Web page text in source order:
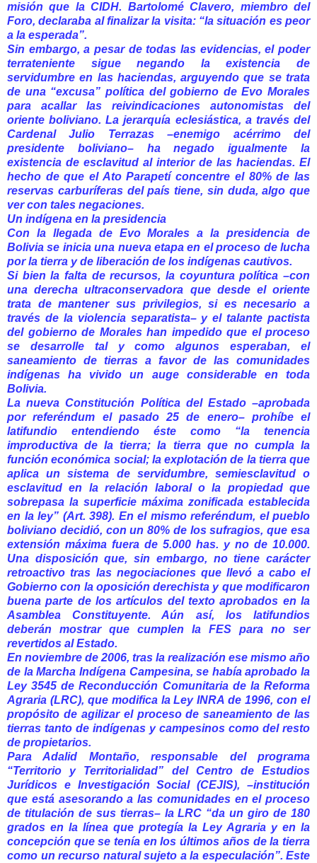
misión que la CIDH. Bartolomé Clavero, miembro del
Foro, declaraba al finalizar la visita: “la situación es peor
a la esperada”.
Sin embargo, a pesar de todas las evidencias, el poder
terrateniente sigue negando la existencia de
servidumbre en las haciendas, arguyendo que se trata
de una “excusa” política del gobierno de Evo Morales
para acallar las reivindicaciones autonomistas del
oriente boliviano. La jerarquía eclesiástica, a través del
Cardenal Julio Terrazas –enemigo acérrimo del
presidente boliviano– ha negado igualmente la
existencia de esclavitud al interior de las haciendas. El
hecho de que el Ato Parapetí concentre el 80% de las
reservas carburíferas del país tiene, sin duda, algo que
ver con tales negaciones.
Un indígena en la presidencia
Con la llegada de Evo Morales a la presidencia de
Bolivia se inicia una nueva etapa en el proceso de lucha
por la tierra y de liberación de los indígenas cautivos.
Si bien la falta de recursos, la coyuntura política –con
una derecha ultraconservadora que desde el oriente
trata de mantener sus privilegios, si es necesario a
través de la violencia separatista– y el talante pactista
del gobierno de Morales han impedido que el proceso
se desarrolle tal y como algunos esperaban, el
saneamiento de tierras a favor de las comunidades
indígenas ha vivido un auge considerable en toda
Bolivia.
La nueva Constitución Política del Estado –aprobada
por referéndum el pasado 25 de enero– prohíbe el
latifundio entendiendo éste como “la tenencia
improductiva de la tierra; la tierra que no cumpla la
función económica social; la explotación de la tierra que
aplica un sistema de servidumbre, semiesclavitud o
esclavitud en la relación laboral o la propiedad que
sobrepasa la superficie máxima zonificada establecida
en la ley” (Art. 398). En el mismo referéndum, el pueblo
boliviano decidió, con un 80% de los sufragios, que esa
extensión máxima fuera de 5.000 has. y no de 10.000.
Una disposición que, sin embargo, no tiene carácter
retroactivo tras las negociaciones que llevó a cabo el
Gobierno con la oposición derechista y que modificaron
buena parte de los artículos del texto aprobados en la
Asamblea Constituyente. Aún así, los latifundios
deberán mostrar que cumplen la FES para no ser
revertidos al Estado.
En noviembre de 2006, tras la realización ese mismo año
de la Marcha Indígena Campesina, se había aprobado la
Ley 3545 de Reconducción Comunitaria de la Reforma
Agraria (LRC), que modifica la Ley INRA de 1996, con el
propósito de agilizar el proceso de saneamiento de las
tierras tanto de indígenas y campesinos como del resto
de propietarios.
Para Adalid Montaño, responsable del programa
“Territorio y Territorialidad” del Centro de Estudios
Jurídicos e Investigación Social (CEJIS), –institución
que está asesorando a las comunidades en el proceso
de titulación de sus tierras– la LRC “da un giro de 180
grados en la línea que protegía la Ley Agraria y en la
concepción que se tenía en los últimos años de la tierra
como un recurso natural sujeto a la especulación”. Este